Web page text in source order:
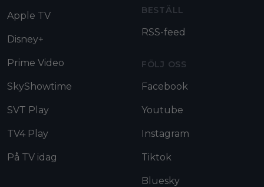
Apple TV
Disney+
Prime Video
SkyShowtime
SVT Play
TV4 Play
På TV idag
BESTÄLL
RSS-feed
FÖLJ OSS
Facebook
Youtube
Instagram
Tiktok
Bluesky